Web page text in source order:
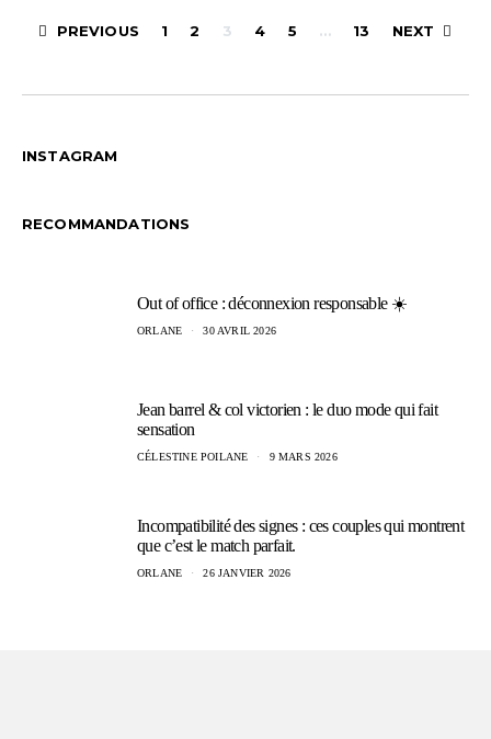
Pagination
PREVIOUS 1 2 3 4 5 … 13 NEXT
INSTAGRAM
RECOMMANDATIONS
Out of office : déconnexion responsable ☀️
ORLANE 30 AVRIL 2026
Jean barrel & col victorien : le duo mode qui fait
sensation
CÉLESTINE POILANE 9 MARS 2026
Incompatibilité des signes : ces couples qui montrent
que c’est le match parfait.
ORLANE 26 JANVIER 2026